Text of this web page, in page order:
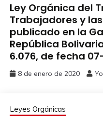
Ley Orgánica del
Trabajadores y
publicado en la
República
6.076, de fecha
8 de enero de 2020
Leyes Orgánicas